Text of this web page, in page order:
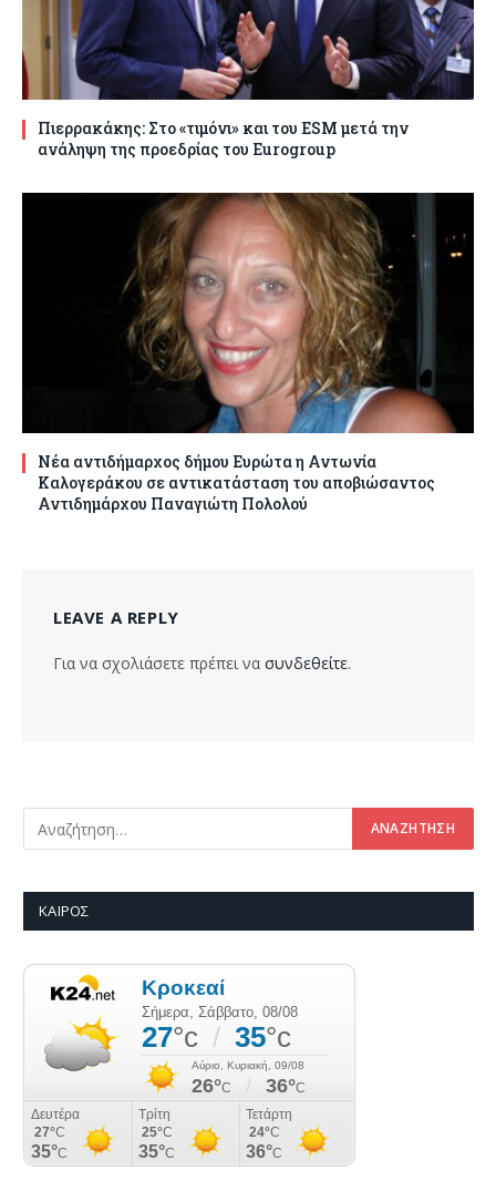
Πιερρακάκης: Στο «τιμόνι» και του ESM μετά την
ανάληψη της προεδρίας του Eurogroup
Νέα αντιδήμαρχος δήμου Ευρώτα η Αντωνία
Καλογεράκου σε αντικατάσταση του αποβιώσαντος
Αντιδημάρχου Παναγιώτη Πολολού
LEAVE A REPLY
Για να σχολιάσετε πρέπει να συνδεθείτε.
ΚΑΙΡΌΣ